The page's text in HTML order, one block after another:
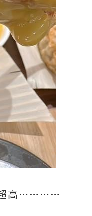
超高…………